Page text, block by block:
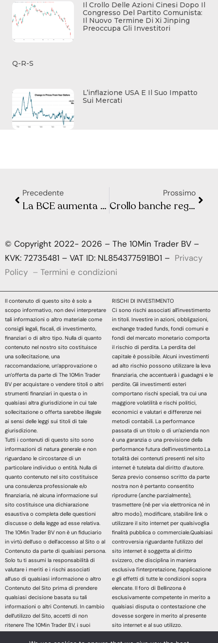
Il Crollo Delle Azioni Cinesi Dopo Il
Congresso Del Partito Comunista:
Il Nuovo Termine Di Xi Jinping
Preoccupa Gli Investitori
Q-R-S
L’inflazione USA E Il Suo Impatto
Sui Mercati
Precedente
La BCE aumenta i tassi di 25 pb: l’inflazione rimane la priorità
Prossimo
Crollo banche regionali: tra perdite mark-to-market e fuga di depositi
© Copyright 2022- 2026 – The 10Min Trader BV –
KVK: 72735481 – VAT ID: NL854377591B01 – Privacy
Policy – Termini e condizioni
Il contenuto di questo sito è solo a
scopo informativo, non devi interpretare
tali informazioni o altro materiale come
consigli legali, fiscali, di investimento,
finanziari o di altro tipo. Nulla di quanto
contenuto nel nostro sito costituisce
una sollecitazione, una
raccomandazione, un’approvazione o
un’offerta da parte di The 10Min Trader
BV per acquistare o vendere titoli o altri
strumenti finanziari in questa o in
qualsiasi altra giurisdizione in cui tale
sollecitazione o offerta sarebbe illegale
ai sensi delle leggi sui titoli di tale
giurisdizione.
Tutti i contenuti di questo sito sono
informazioni di natura generale e non
riguardano le circostanze di un
particolare individuo o entità. Nulla di
quanto contenuto nel sito costituisce
una consulenza professionale e/o
finanziaria, né alcuna informazione sul
sito costituisce una dichiarazione
esaustiva o completa delle questioni
discusse o della legge ad esse relativa.
The 10Min Trader BV non è un fiduciario
in virtù dell’uso o dell’accesso al Sito o al
Contenuto da parte di qualsiasi persona.
Solo tu ti assumi la responsabilità di
valutare i meriti e i rischi associati
all’uso di qualsiasi informazione o altro
Contenuto del Sito prima di prendere
qualsiasi decisione basata su tali
informazioni o altri Contenuti. In cambio
dell’utilizzo del Sito, accetti di non
ritenere The 10Min Trader BV, i suoi
RISCHI DI INVESTIMENTO
Ci sono rischi associati all’investimento
in titoli. Investire in azioni, obbligazioni,
exchange traded funds, fondi comuni e
fondi del mercato monetario comporta
il rischio di perdita. La perdita del
capitale è possibile. Alcuni investimenti
ad alto rischio possono utilizzare la leva
finanziaria, che accentuerà i guadagni e le
perdite. Gli investimenti esteri
comportano rischi speciali, tra cui una
maggiore volatilità e rischi politici,
economici e valutari e differenze nei
metodi contabili. La performance
passata di un titolo o di un’azienda non
è una garanzia o una previsione della
performance futura dell’investimento.La
totalità dei contenuti presenti nel sito
internet è tutelata dal diritto d’autore.
Senza previo consenso scritto da parte
nostra non è pertanto consentito
riprodurre (anche parzialmente),
trasmettere (né per via elettronica né in
altro modo), modificare, stabilire link o
utilizzare il sito internet per qualsivoglia
finalità pubblica o commerciale.Qualsiasi
controversia riguardante l’utilizzo del
sito internet è soggetta al diritto
svizzero, che disciplina in maniera
esclusiva l’interpretazione, l’applicazione
e gli effetti di tutte le condizioni sopra
elencate. Il foro di Bellinzona è
esclusivamente competente in merito a
qualsiasi disputa o contestazione che
dovesse sorgere in merito al presente
sito internet e al suo utilizzo.